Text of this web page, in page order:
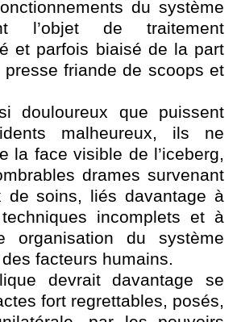
du système
l’objet de traitement
et parfois biaisé de la part
presse friande de scoops et
douloureux que puissent
malheureux, ils ne
la face visible de l’iceberg,
drames survenant
de soins, liés davantage à
incomplets et à
organisation du système
facteurs humains.
devrait davantage se
fort regrettables, posés,